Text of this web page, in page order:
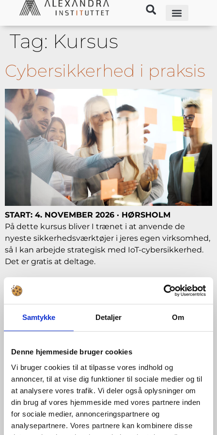
Samtykke Detaljer Om
Denne hjemmeside bruger cookies
Vi bruger cookies til at tilpasse vores indhold og
annoncer, til at vise dig funktioner til sociale medier og til
at analysere vores trafik. Vi deler også oplysninger om
din brug af vores hjemmeside med vores partnere inden
for sociale medier, annonceringspartnere og
analysepartnere. Vores partnere kan kombinere disse
Tag: Kursus
Cybersikkerhed i praksis
START: 4. NOVEMBER 2026 · HØRSHOLM
På dette kursus bliver I trænet i at anvende de
nyeste sikkerhedsværktøjer i jeres egen virksomhed,
så I kan arbejde strategisk med IoT-cybersikkerhed.
Det er gratis at deltage.
Cybersikkerhed i praksis